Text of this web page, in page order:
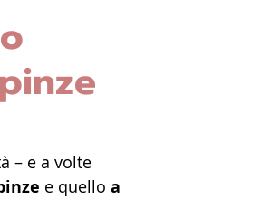
– e a volte
e quello a